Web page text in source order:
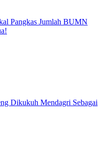
Pangkas Jumlah BUMN
Dikukuh Mendagri Sebagai